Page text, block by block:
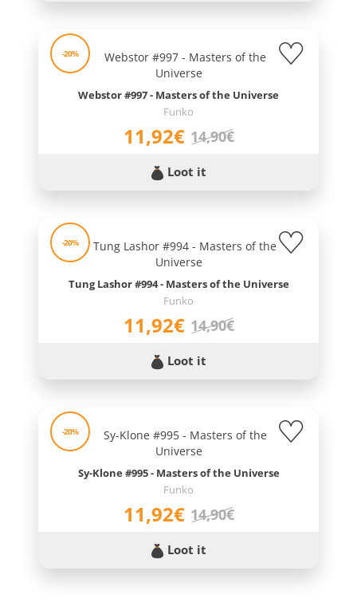
-20%
Webstor #997 - Masters of the Universe
Funko
11,92€ 14,90€
Loot it
-20%
Tung Lashor #994 - Masters of the Universe
Funko
11,92€ 14,90€
Loot it
-20%
Sy-Klone #995 - Masters of the Universe
Funko
11,92€ 14,90€
Loot it